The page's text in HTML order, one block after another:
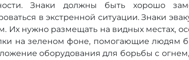
Знаки должны быть хорошо
в экстренной ситуации. Знаки
Их нужно размещать на видных местах,
на зеленом фоне, помогающие людям
оборудования для борьбы с